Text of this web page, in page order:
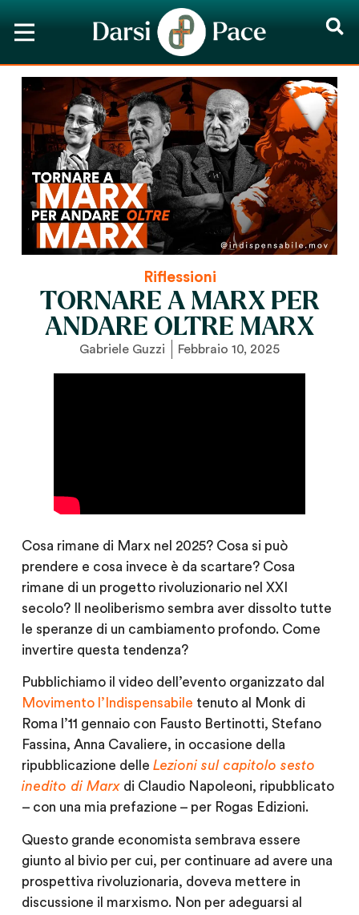
Riflessioni
TORNARE A MARX PER
ANDARE OLTRE MARX
Gabriele Guzzi Febbraio 10, 2025
Cosa rimane di Marx nel 2025? Cosa si può
prendere e cosa invece è da scartare? Cosa
rimane di un progetto rivoluzionario nel XXI
secolo? Il neoliberismo sembra aver dissolto tutte
le speranze di un cambiamento profondo. Come
invertire questa tendenza?
Pubblichiamo il video dell’evento organizzato dal
Movimento l’Indispensabile tenuto al Monk di
Roma l’11 gennaio con Fausto Bertinotti, Stefano
Fassina, Anna Cavaliere, in occasione della
ripubblicazione delle Lezioni sul capitolo sesto
inedito di Marxdi Claudio Napoleoni, ripubblicato
– con una mia prefazione – per Rogas Edizioni.
Questo grande economista sembrava essere
giunto al bivio per cui, per continuare ad avere una
prospettiva rivoluzionaria, doveva mettere in
discussione il marxismo. Non per adeguarsi al